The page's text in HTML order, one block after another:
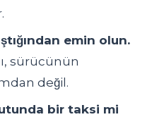
emin olun.
sürücünün
değil.
bir taksi mi